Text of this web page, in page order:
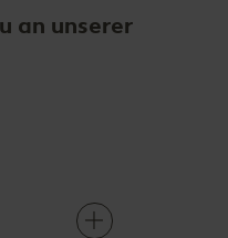
an unserer